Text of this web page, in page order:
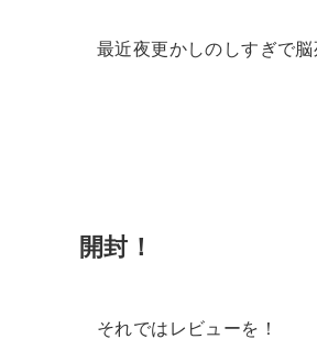
最近夜更かしのしすぎで
開封！
それではレビューを！